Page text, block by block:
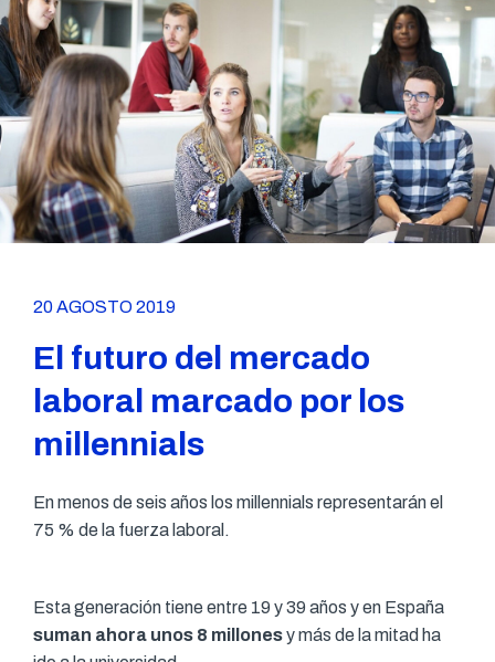
20 AGOSTO 2019
El futuro del mercado
laboral marcado por los
millennials
En menos de seis años los millennials representarán el
75 % de la fuerza laboral.
Esta generación tiene entre 19 y 39 años y en España
suman ahora unos 8 millonesy más de la mitad ha